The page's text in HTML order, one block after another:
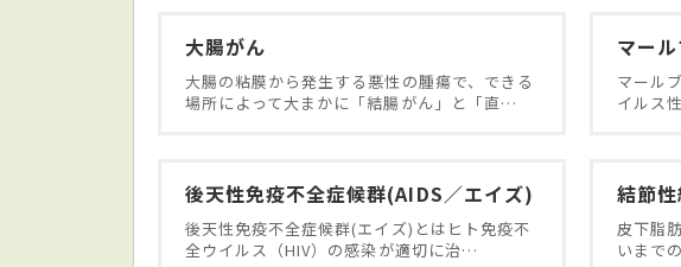
大腸がん
大腸の粘膜から発生する悪性の腫瘍で、できる
場所によって大まかに「結腸がん」と「直…
マー
マール
イルス
後天性免疫不全症候群(AIDS／エイズ)
後天性免疫不全症候群(エイズ)とはヒト免疫不
全ウイルス（HIV）の感染が適切に治…
結節
皮下脂
いまで